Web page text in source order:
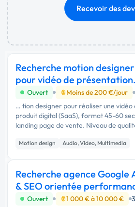
Recevoir des
Recherche motion designer
pour vidéo de présentation
produit digital
Ouvert Moins de 200 €/jour
… tion designer pour réaliser une
produit digital (SaaS), format 45-60
landing page de vente. Niveau de
illustrations vectorielles sur-mesure,
…Motion design
Audio, Video, Multimedia
Recherche agence Google
& SEO orientée
Ouvert 1 000 € à 10 000 €